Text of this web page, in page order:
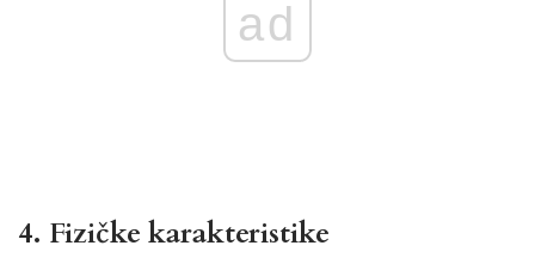
ad
4. Fizičke karakteristike